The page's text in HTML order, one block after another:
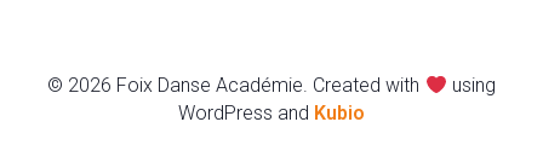
© 2026 Foix Danse Académie. Created with
using
WordPress and Kubio